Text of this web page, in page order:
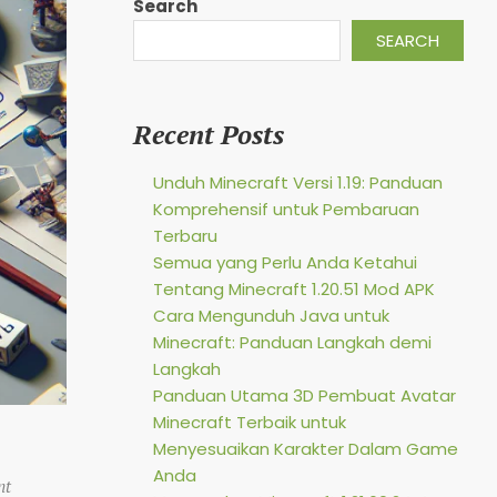
Search
SEARCH
Recent Posts
Unduh Minecraft Versi 1.19: Panduan
Komprehensif untuk Pembaruan
Terbaru
Semua yang Perlu Anda Ketahui
Tentang Minecraft 1.20.51 Mod APK
Cara Mengunduh Java untuk
Minecraft: Panduan Langkah demi
Langkah
Panduan Utama 3D Pembuat Avatar
Minecraft Terbaik untuk
Menyesuaikan Karakter Dalam Game
Anda